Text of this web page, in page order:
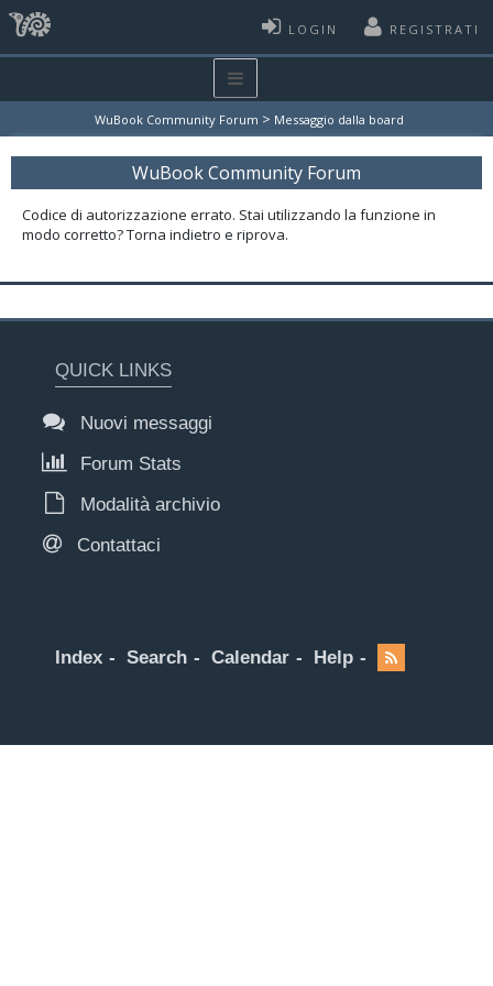
LOGIN REGISTRATI
WuBook Community Forum > Messaggio dalla board
WuBook Community Forum
Codice di autorizzazione errato. Stai utilizzando la funzione in
modo corretto? Torna indietro e riprova.
QUICK LINKS
Nuovi messaggi
Forum Stats
Modalità archivio
Contattaci
Index Search Calendar Help